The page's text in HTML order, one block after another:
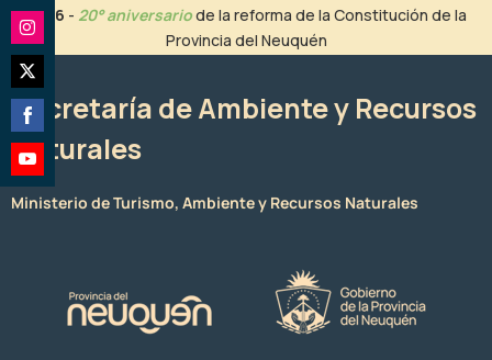
contenido
2026 - 20° aniversariode la reforma de la Constitución de la
Provincia del Neuquén
Secretaría de Ambiente y Recursos
Naturales
Ministerio de Turismo, Ambiente y Recursos Naturales
Share
on
Instagram
Share
on
Twitter
Share
on
Facebook
Share
on